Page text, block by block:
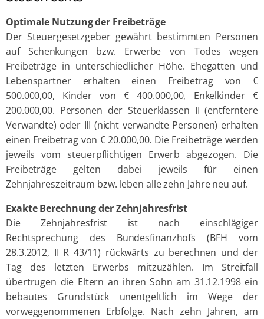
Optimale Nutzung der Freibeträge
Der Steuergesetzgeber gewährt bestimmten Personen
auf Schenkungen bzw. Erwerbe von Todes wegen
Freibeträge in unterschiedlicher Höhe. Ehegatten und
Lebenspartner erhalten einen Freibetrag von €
500.000,00, Kinder von € 400.000,00, Enkelkinder €
200.000,00. Personen der Steuerklassen II (entferntere
Verwandte) oder III (nicht verwandte Personen) erhalten
einen Freibetrag von € 20.000,00. Die Freibeträge werden
jeweils vom steuerpflichtigen Erwerb abgezogen. Die
Freibeträge gelten dabei jeweils für einen
Zehnjahreszeitraum bzw. leben alle zehn Jahre neu auf.
Exakte Berechnung der Zehnjahresfrist
Die Zehnjahresfrist ist nach einschlägiger
Rechtsprechung des Bundesfinanzhofs (BFH vom
28.3.2012, II R 43/11) rückwärts zu berechnen und der
Tag des letzten Erwerbs mitzuzählen. Im Streitfall
übertrugen die Eltern an ihren Sohn am 31.12.1998 ein
bebautes Grundstück unentgeltlich im Wege der
vorweggenommenen Erbfolge. Nach zehn Jahren, am